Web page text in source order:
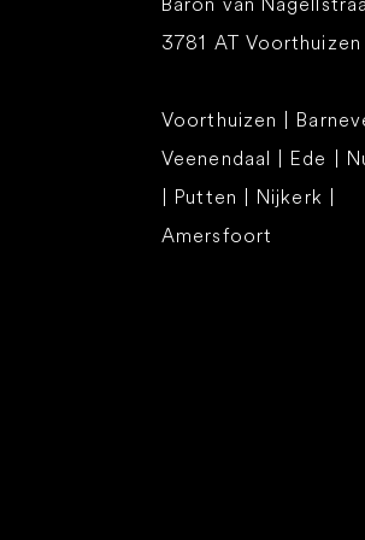
3781 AT Voorthuizen
Voorthuizen |
Veenendaal | Ede |
| Putten | Nijkerk |
Amersfoort